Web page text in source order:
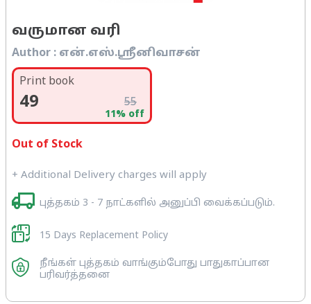
வருமான வரி
Author : என்.எஸ்.ஸ்ரீனிவாசன்
Print book
49 55
11% off
Out of Stock
+ Additional Delivery charges will apply
புத்தகம் 3 - 7 நாட்களில் அனுப்பி வைக்கப்படும்.
15 Days Replacement Policy
நீங்கள் புத்தகம் வாங்கும்போது பாதுகாப்பான
பரிவர்த்தனை